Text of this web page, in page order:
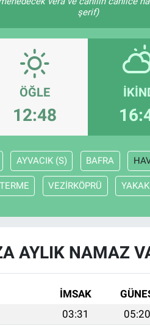
şerif)
ÖĞLE
12:48
AYVACIK (S) BAFRA
TERME VEZİRKÖPRÜ
AYLIK NAMAZ
İMSAK
03:31 05:20